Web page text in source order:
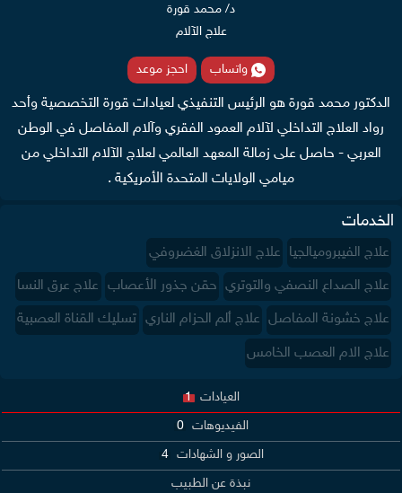
د/ محمد قورة
علاج الآلام
واتساب احجز موعد
الدكتور محمد قورة هو الرئيس التنفيذي لعيادات قورة التخصصية وأحد
رواد العلاج التداخلي لآلام العمود الفقري وآلام المفاصل في الوطن
العربي - حاصل على زمالة المعهد العالمي لعلاج الآلام التداخلي من
ميامي الولايات المتحدة الأمريكية .
الخدمات
علاج الفيبروميالجيا علاج الانزلاق الغضروفي
علاج الصداع النصفي والتوتري حقن جذور الأعصاب علاج عرق النسا
علاج خشونة المفاصل علاج ألم الحزام الناري تسليك القناة العصبية
علاج الام العصب الخامس
العيادات 1
الفيديوهات 0
الصور و الشهادات 4
نبذة عن الطبيب